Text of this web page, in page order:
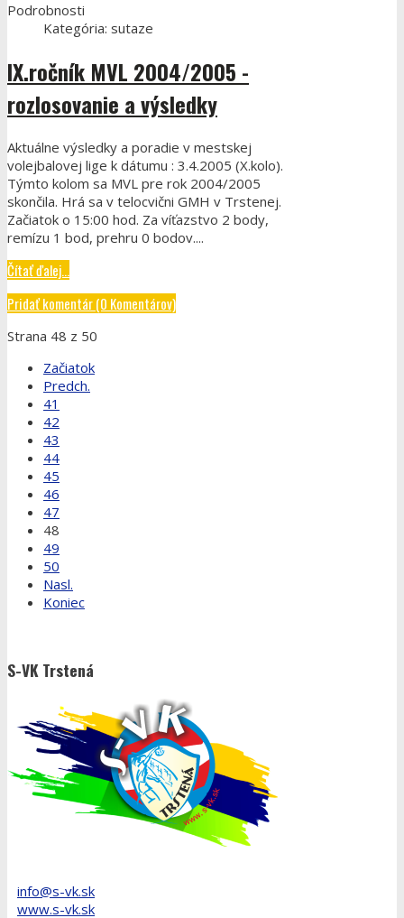
S-VK Trstená
info@s-vk.sk
www.s-vk.sk
Podrobnosti
Kategória: sutaze
IX.ročník MVL 2004/2005 -
rozlosovanie a výsledky
Aktuálne výsledky a poradie v mestskej
volejbalovej lige k dátumu : 3.4.2005 (X.kolo).
Týmto kolom sa MVL pre rok 2004/2005
skončila. Hrá sa v telocvični GMH v Trstenej.
Začiatok o 15:00 hod. Za víťazstvo 2 body,
remízu 1 bod, prehru 0 bodov....
Čítať ďalej...
Pridať komentár (0 Komentárov)
Strana 48 z 50
Začiatok
Predch.
41
42
43
44
45
46
47
48
49
50
Nasl.
Koniec